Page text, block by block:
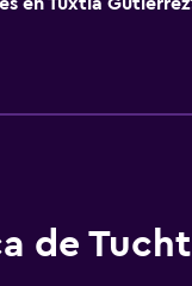
en Tuxtla
de